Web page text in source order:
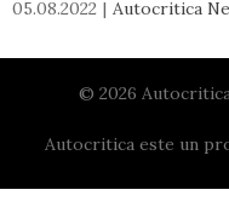
05.08.2022 Autocritica
© 2026
Autocritica este un